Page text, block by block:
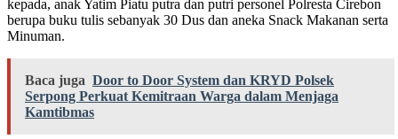
kepada, anak Yatim Piatu putra dan putri personel Polresta Cirebon
berupa buku tulis sebanyak 30 Dus dan aneka Snack Makanan serta
Minuman.
Baca juga Door to Door System dan KRYD Polsek
Serpong Perkuat Kemitraan Warga dalam Menjaga
Kamtibmas